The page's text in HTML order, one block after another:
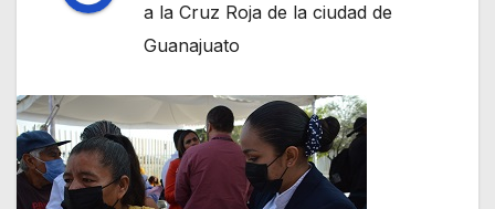
a la Cruz Roja de la ciudad de
Guanajuato